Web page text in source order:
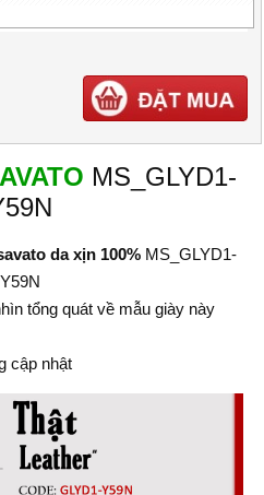
MS_GLYD1-
da xịn 100% MS_GLYD1-
Y59N
tổng quát về mẫu giày này
cập nhật